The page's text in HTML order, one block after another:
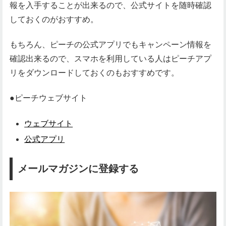
報を入手することが出来るので、公式サイトを随時確認
しておくのがおすすめ。
もちろん、ピーチの公式アプリでもキャンペーン情報を
確認出来るので、スマホを利用している人はピーチアプ
リをダウンロードしておくのもおすすめです。
●ピーチウェブサイト
ウェブサイト
公式アプリ
メールマガジンに登録する